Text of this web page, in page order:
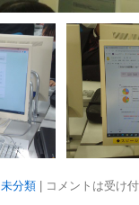
未分類 コメントは受け